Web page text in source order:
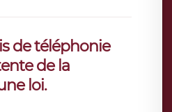
de téléphonie
de la
loi.